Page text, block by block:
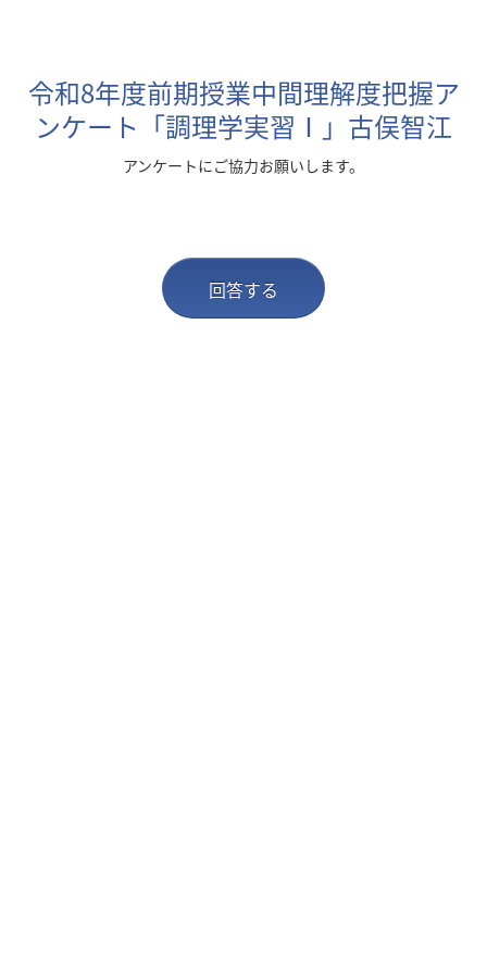
令和8年度前期授業中間理解度把握ア
ンケート「調理学実習Ⅰ」古俣智江
アンケートにご協力お願いします。
回答する